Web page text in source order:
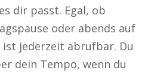
dir passt. Egal, ob
oder abends auf
ist jederzeit abrufbar. Du
dein Tempo, wenn du